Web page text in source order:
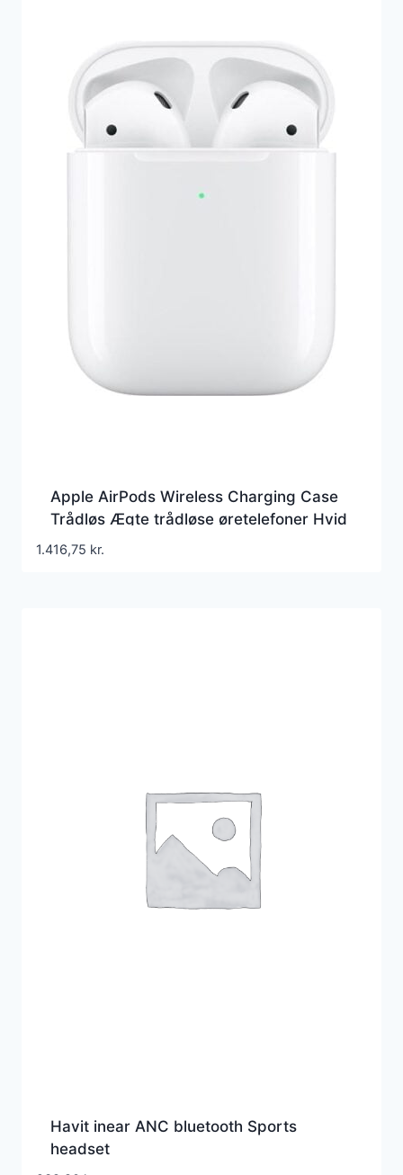
Apple AirPods Wireless Charging Case
Trådløs Ægte trådløse øretelefoner Hvid
1.416,75 kr.
Havit inear ANC bluetooth Sports
headset